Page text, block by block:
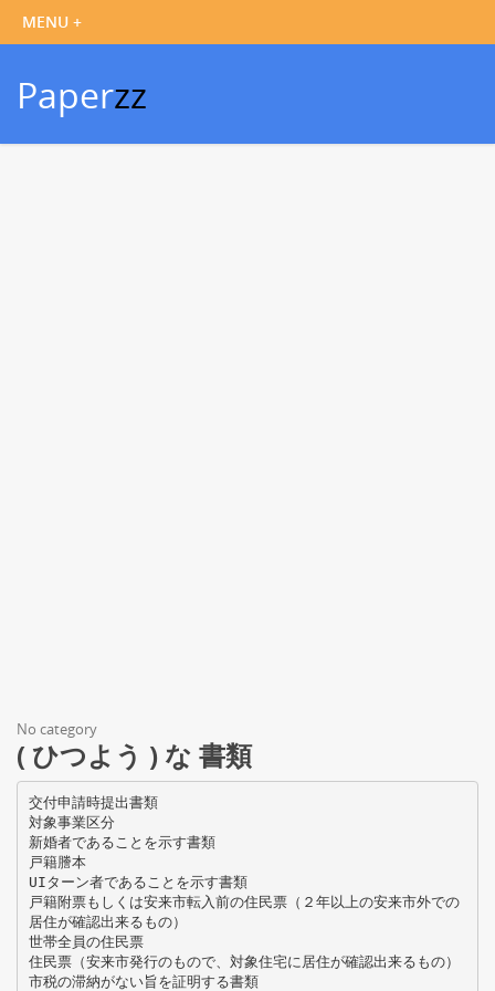
Paperzz
No category
( ひつよう ) な 書類
交付申請時提出書類
対象事業区分
新婚者であることを示す書類
戸籍謄本
UIターン者であることを示す書類
戸籍附票もしくは安来市転入前の住民票（２年以上の安来市外での
居住が確認出来るもの）
世帯全員の住民票
住民票（安来市発行のもので、対象住宅に居住が確認出来るもの）
市税の滞納がない旨を証明する書類